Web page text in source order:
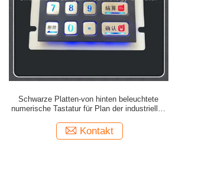
Schwarze Platten-von hinten beleuchtete
numerische Tastatur für Plan der industriellen
Kontakt